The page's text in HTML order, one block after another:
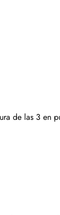
de las 3 en